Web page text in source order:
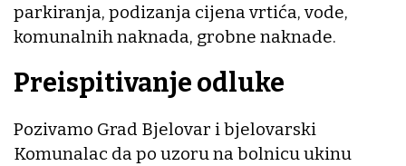
parkiranja, podizanja cijena vrtića, vode,
komunalnih naknada, grobne naknade.
Preispitivanje odluke
Pozivamo Grad Bjelovar i bjelovarski
Komunalac da po uzoru na bolnicu ukinu